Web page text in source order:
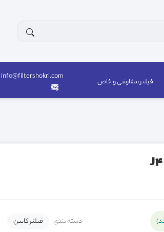
فیلتر سفارشی و خاص
info@filtershokri.com
دسته بندی فیلتر کابین